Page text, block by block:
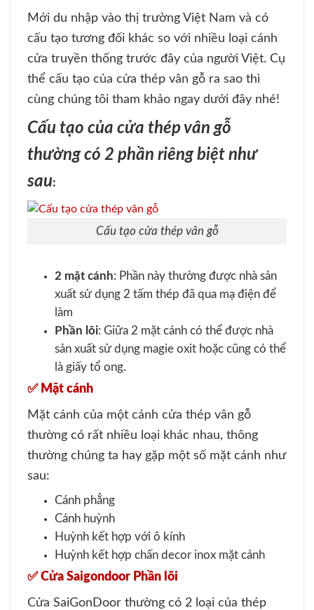
Mới du nhập vào thị trường Việt Nam và có
cấu tạo tương đối khác so với nhiều loại cánh
cửa truyền thống trước đây của người Việt. Cụ
thể cấu tạo của cửa thép vân gỗ ra sao thì
cùng chúng tôi tham khảo ngay dưới đây nhé!
Cấu tạo của cửa thép vân gỗ
thường có 2 phần riêng biệt như
sau:
Cấu tạo cửa thép vân gỗ
2 mặt cánh: Phần này thường được nhà sản
xuất sử dụng 2 tấm thép đã qua mạ điện để
làm
Phần lõi: Giữa 2 mặt cánh có thể được nhà
sản xuất sử dụng magie oxit hoặc cũng có thể
là giấy tổ ong.
✅Mặt cánh
Mặt cánh của một cánh cửa thép vân gỗ
thường có rất nhiều loại khác nhau, thông
thường chúng ta hay gặp một số mặt cánh như
sau:
Cánh phẳng
Cánh huỳnh
Huỳnh kết hợp với ô kính
Huỳnh kết hợp chấn decor inox mặt cánh
✅ Cửa Saigondoor Phần lõi
Cửa SaiGonDoor thường có 2 loại của thép